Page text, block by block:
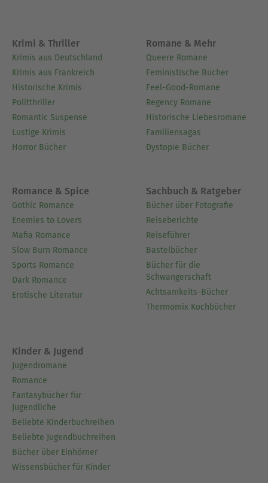
Krimi & Thriller
Krimis aus Deutschland
Krimis aus Frankreich
Historische Krimis
Politthriller
Romantic Suspense
Lustige Krimis
Horror Bücher
Romane & Mehr
Queere Romane
Feministische Bücher
Feel-Good-Romane
Regency Romane
Historische Liebesromane
Familiensagas
Dystopie Bücher
Romance & Spice
Gothic Romance
Enemies to Lovers
Mafia Romance
Slow Burn Romance
Sports Romance
Dark Romance
Erotische Literatur
Sachbuch & Ratgeber
Bücher über Fotografie
Reiseberichte
Reiseführer
Bastelbücher
Bücher für die
Schwangerschaft
Achtsamkeits-Bücher
Thermomix Kochbücher
Kinder & Jugend
Jugendromane
Romance
Fantasybücher für
Jugendliche
Beliebte Kinderbuchreihen
Beliebte Jugendbuchreihen
Bücher über Einhörner
Wissensbücher für Kinder